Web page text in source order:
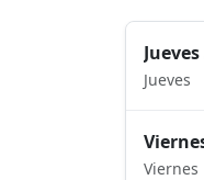
Jueves
Viernes